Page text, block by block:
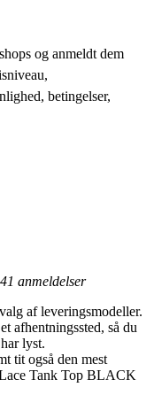
og anmeldt dem
betingelser,
41 anmeldelser
af leveringsmodeller.
afhentningssted, så du
lyst.
tit også den mest
Tank Top BLACK